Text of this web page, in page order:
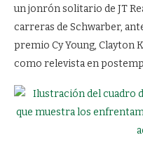
un jonrón solitario de JT
carreras de Schwarber,
premio Cy Young, Clayton
como relevista en